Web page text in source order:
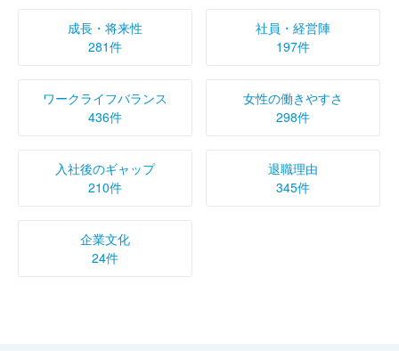
成長・将来性
281件
社員・経営陣
197件
ワークライフバランス
436件
女性の働きやすさ
298件
入社後のギャップ
210件
退職理由
345件
企業文化
24件